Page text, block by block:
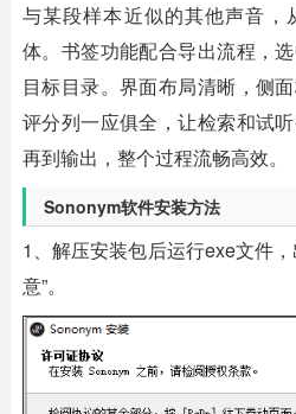
与某段样本近似的其他声音，
体。书签功能配合导出流程，
目标目录。界面布局清晰，侧
评分列一应俱全，让检索和试
再到输出，整个过程流畅高效。
Sononym软件安装方法
1、解压安装包后运行exe文件
意”。